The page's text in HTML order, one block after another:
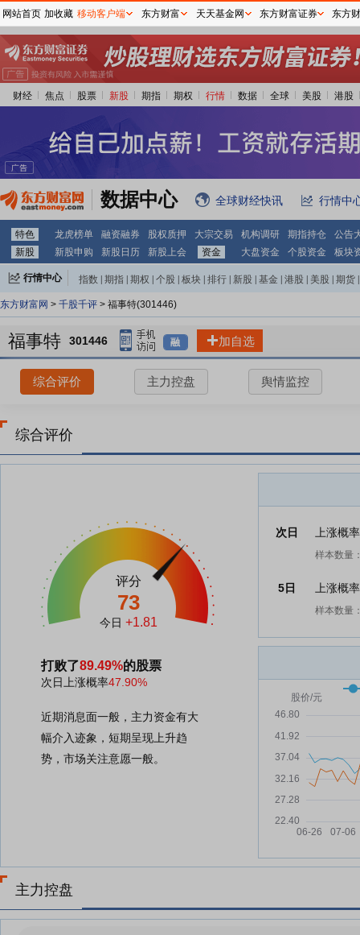
财经 焦点 股票 新股 期指 期权 行情 数据 全球 美股 港股
数据中心 全球财经快讯 行情中
特色 龙虎榜单 融资融券 股权质押 大宗交易 机构调研 期指持仓
公告
新股
新股申购 新股日历 新股上会 资金 大盘资金 个股资金 板块
行情中心 指数 期指 期权 个股 板块 排行 新股 基金 港股 美股 期货
东方财富网 > 千股千评 > 福事特(301446)
福事特 301446 融 加自选
综合评价 主力控盘 舆情监控
综合评价
评分
73
今日 +1.81
打败了89.49%的股票
次日上涨概率47.90%
近期消息面一般，主力资金有大
幅介入迹象，短期呈现上升趋
势，市场关注意愿一般。
次日 上涨概
样本数量
5日 上涨概
样本数量
主力控盘
网站首页 加收藏 移动客户端 东方财富 天天基金网 东方财富证券 东方